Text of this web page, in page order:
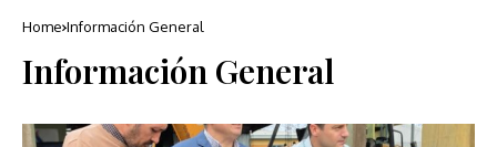
Home Información General
Información General